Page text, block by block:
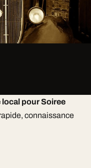
pour Soiree
connaissance